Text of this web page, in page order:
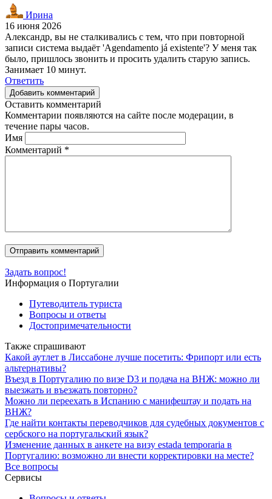
Ирина
16 июня 2026
Александр, вы не сталкивались с тем, что при повторной
записи система выдаёт 'Agendamento já existente'? У меня так
было, пришлось звонить и просить удалить старую запись.
Занимает 10 минут.
Ответить
Добавить комментарий
Оставить комментарий
Комментарии появляются на сайте после модерации, в
течение пары часов.
Имя
Комментарий *
Задать вопрос!
Информация о Португалии
Путеводитель туриста
Вопросы и ответы
Достопримечательности
Также спрашивают
Какой аутлет в Лиссабоне лучше посетить: Фрипорт или есть
альтернативы?
Въезд в Португалию по визе D3 и подача на ВНЖ: можно ли
выезжать и въезжать повторно?
Можно ли переехать в Испанию с манифештау и подать на
ВНЖ?
Где найти контакты переводчиков для судебных документов с
сербского на португальский язык?
Изменение данных в анкете на визу estada temporaria в
Португалию: возможно ли внести корректировки на месте?
Все вопросы
Сервисы